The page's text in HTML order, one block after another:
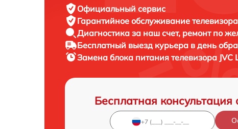
Официальный сервис
Гарантийное обслуживание
Диагностика за наш счет, ремонт по
Бесплатный выезд курьера в день
Замена блока питания телевизора JVC
Бесплатная консультация